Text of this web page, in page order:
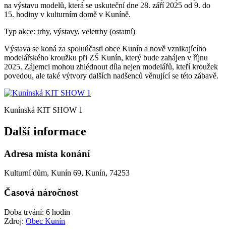
na výstavu modelů, která se uskuteční dne 28. září 2025 od 9. do
15. hodiny v kulturním domě v Kuníně.
Typ akce: trhy, výstavy, veletrhy (ostatní)
Výstava se koná za spoluúčasti obce Kunín a nově vznikajícího
modelářského kroužku při ZŠ Kunín, který bude zahájen v říjnu
2025. Zájemci mohou zhlédnout díla nejen modelářů, kteří kroužek
povedou, ale také výtvory dalších nadšenců věnující se této zábavě.
Kunínská KIT SHOW 1
Další informace
Adresa místa konání
Kulturní dům, Kunín 69, Kunín, 74253
Časová náročnost
Doba trvání: 6 hodin
Zdroj: Obec Kunín